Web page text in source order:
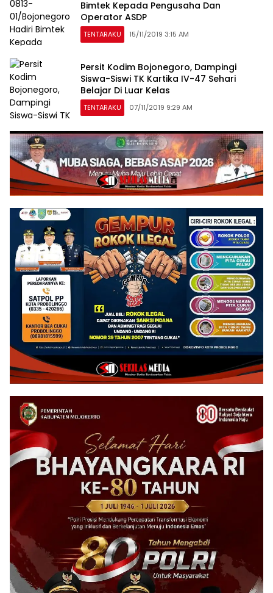
Bimtek Kepada Pengusaha Dan
Operator ASDP
TENTARAKU 15/11/2019 3:15 AM
Persit Kodim Bojonegoro, Dampingi
Siswa-Siswi TK Kartika IV-47 Sehari
Belajar Di Luar Kelas
TENTARAKU 07/11/2019 9:29 AM